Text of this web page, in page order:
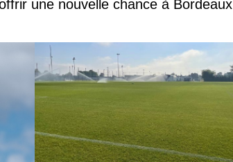
une nouvelle chance à Bordeaux